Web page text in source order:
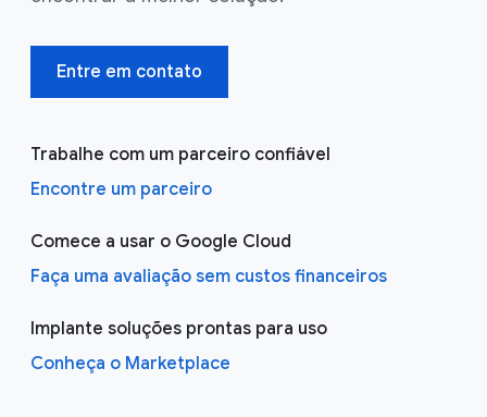
Entre em contato
Trabalhe com um parceiro confiável
Encontre um parceiro
Comece a usar o Google Cloud
Faça uma avaliação sem custos financeiros
Implante soluções prontas para uso
Conheça o Marketplace